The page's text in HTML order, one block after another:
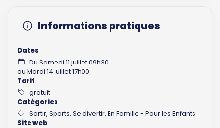
Informations pratiques
Dates
Du Samedi 11 juillet 09h30
au Mardi 14 juillet 17h00
Tarif
gratuit
Catégories
Sortir, Sports, Se divertir, En Famille - Pour les Enfants
Site web